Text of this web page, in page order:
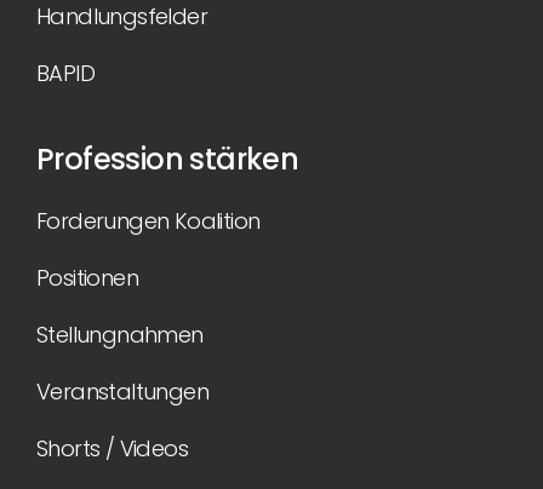
Handlungsfelder
BAPID
Profession stärken
Forderungen Koalition
Positionen
Stellungnahmen
Veranstaltungen
Shorts / Videos